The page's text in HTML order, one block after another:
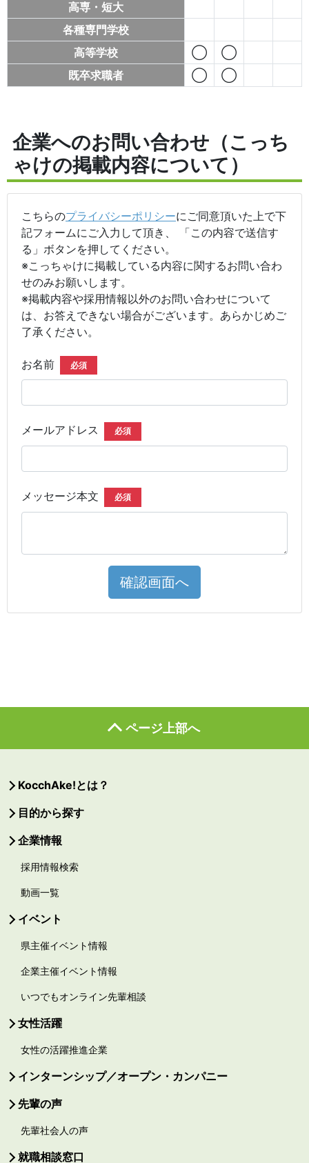
高専・短大
各種専門学校
高等学校
◯
◯
既卒求職者
◯ ◯
企業へのお問い合わせ（こっち
ゃけの掲載内容について）
こちらのプライバシーポリシーにご同意頂いた上で下
記フォームにご入力して頂き、 「この内容で送信す
る」ボタンを押してください。
※こっちゃけに掲載している内容に関するお問い合わ
せのみお願いします。
※掲載内容や採用情報以外のお問い合わせについて
は、お答えできない場合がございます。あらかじめご
了承ください。
お名前 必須
メールアドレス 必須
メッセージ本文 必須
確認画面へ
ページ上部へ
KocchAke!とは？
目的から探す
企業情報
採用情報検索
動画一覧
イベント
県主催イベント情報
企業主催イベント情報
いつでもオンライン先輩相談
女性活躍
女性の活躍推進企業
インターンシップ／オープン・カンパニー
先輩の声
先輩社会人の声
就職相談窓口